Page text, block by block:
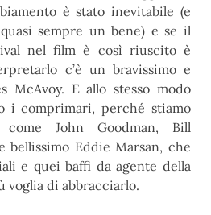
è stato inevitabile (e
sempre un bene) e se il
nel film è così riuscito è
c’è un bravissimo e
McAvoy. E allo stesso modo
i comprimari, perché stiamo
John Goodman, Bill
bellissimo Eddie Marsan, che
e quei baffi da agente della
voglia di abbracciarlo.